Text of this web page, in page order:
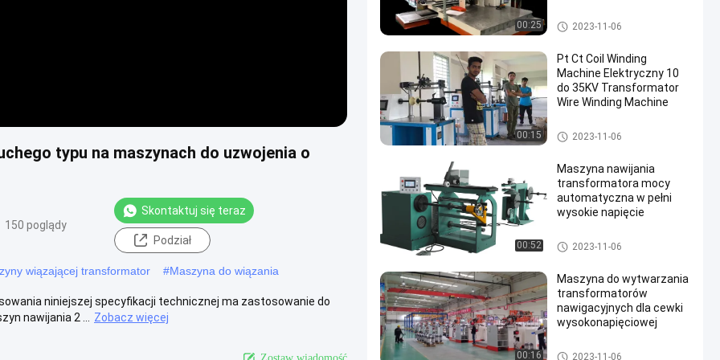
typu na maszynach do uzwojenia o
150 poglądy
Skontaktuj się teraz
Podział
wiązającej transformator #Maszyna do wiązania
niniejszej specyfikacji technicznej ma zastosowanie do
nawijania 2 ...
Zobacz więcej
Zostaw wiadomość
00:25
Maszyna do nawijania transf
ormatora
2023-11-06
00:15
Pt Ct Coil Winding
Machine Elektryczny 10
do 35KV Transformator
Wire Winding Machine
Maszyna do nawijania transf
ormatora
2023-11-06
00:52
Maszyna nawijania
transformatora mocy
automatyczna w pełni
wysokie napięcie
Maszyna do nawijania transf
ormatora
2023-11-06
00:16
Maszyna do wytwarzania
transformatorów
nawigacyjnych dla cewki
wysokonapięciowej
Maszyna do nawijania transf
2023-11-06